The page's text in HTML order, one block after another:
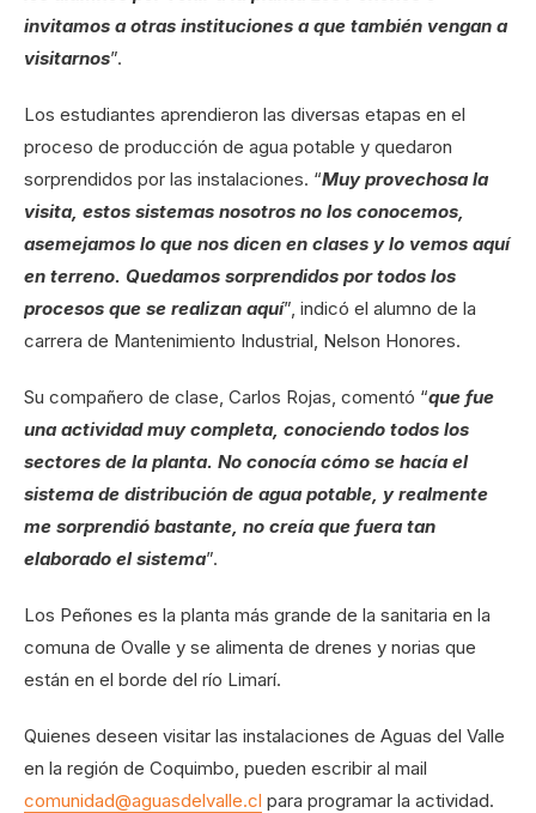
invitamos a otras instituciones a que también vengan a
visitarnos”.
Los estudiantes aprendieron las diversas etapas en el
proceso de producción de agua potable y quedaron
sorprendidos por las instalaciones. “Muy provechosa la
visita, estos sistemas nosotros no los conocemos,
asemejamos lo que nos dicen en clases y lo vemos aquí
en terreno. Quedamos sorprendidos por todos los
procesos que se realizan aquí”, indicó el alumno de la
carrera de Mantenimiento Industrial, Nelson Honores.
Su compañero de clase, Carlos Rojas, comentó “que fue
una actividad muy completa, conociendo todos los
sectores de la planta. No conocía cómo se hacía el
sistema de distribución de agua potable, y realmente
me sorprendió bastante, no creía que fuera tan
elaborado el sistema”.
Los Peñones es la planta más grande de la sanitaria en la
comuna de Ovalle y se alimenta de drenes y norias que
están en el borde del río Limarí.
Quienes deseen visitar las instalaciones de Aguas del Valle
en la región de Coquimbo, pueden escribir al mail
comunidad@aguasdelvalle.cl para programar la actividad.